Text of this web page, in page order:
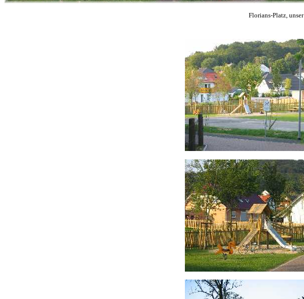
Florians-Platz,